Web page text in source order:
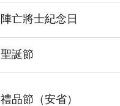
陣亡將士紀念日
聖誕節
禮品節（安省）